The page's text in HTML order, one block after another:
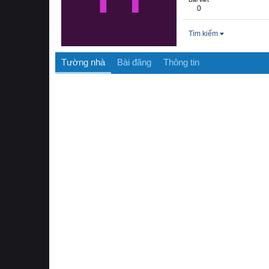
0
Tìm kiếm
Tường nhà Bài đăng Thông tin